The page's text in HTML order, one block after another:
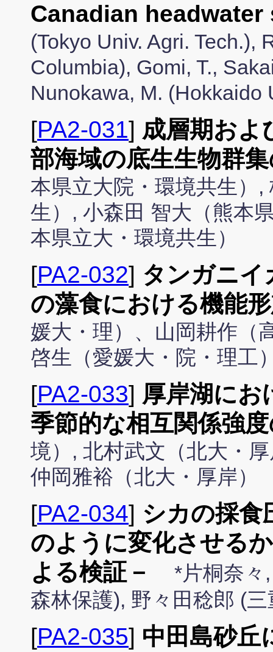
Canadian headwater
(Tokyo Univ. Agri. Tech.),
Columbia), Gomi, T.,
Nunokawa, M. (Hokkaido
[PA2-031] 成層期およ
部海域の底生生物群
本県立大院・環境共生）
生）, 小森田 智大（熊本
本県立大・環境共生）
[PA2-032] タンガニ
の藻食における機能
媛大・理）、山岡耕作（
啓生（愛媛大・院・理工
[PA2-033] 厚岸湖にお
季節的な相互関係強
境）, 北村武文（北大・
仲岡雅裕（北大・厚岸）
[PA2-034] シカの採食
のように変化させる
よる検証－
*片桐奈々
森林保護), 野々田稔郎 (
[PA2-035] 中田島砂丘